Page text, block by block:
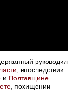
руководил
, впоследствии
и Полтавщине
, похищении